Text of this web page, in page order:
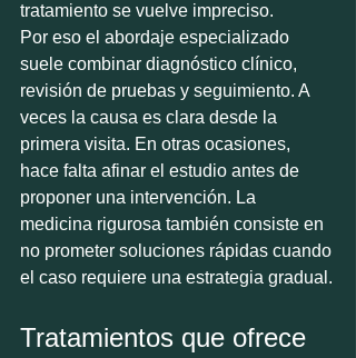
tratamiento se vuelve impreciso.
Por eso el abordaje especializado
suele combinar diagnóstico clínico,
revisión de pruebas y seguimiento. A
veces la causa es clara desde la
primera visita. En otras ocasiones,
hace falta afinar el estudio antes de
proponer una intervención. La
medicina rigurosa también consiste en
no prometer soluciones rápidas cuando
el caso requiere una estrategia gradual.
Tratamientos que ofrece